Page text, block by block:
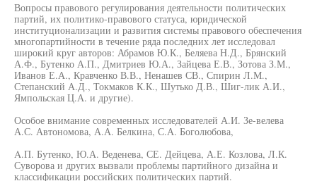
Вопросы правового регулирования деятельности политических
партий, их политико-правового статуса, юридической
институционализации и развития системы правового обеспечения
многопартийности в течение ряда последних лет исследовал
широкий круг авторов: Абрамов Ю.К., Беляева Н.Д., Брянский
А.Ф., Бутенко А.П., Дмитриев Ю.А., Зайцева Е.В., Зотова З.М.,
Иванов Е.А., Кравченко В.В., Ненашев СВ., Спирин Л.М.,
Степанский А.Д., Токмаков К.К., Шутько Д.В., Шиг-лик А.И.,
Ямпольская Ц.А. и другие).
Особое внимание современных исследователей А.И. Зе-велева
А.С. Автономова, А.А. Белкина, С.А. Боголюбова,
A.П. Бутенко, Ю.А. Веденева, СЕ. Дейцева, А.Е. Козлова, Л.К.
Суворова и других вызвали проблемы партийного дизайна и
классификации российских политических партий.